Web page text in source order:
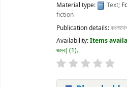
Material type:
Text;
fiction
Publication details:
Availability:Items
জমব (1).